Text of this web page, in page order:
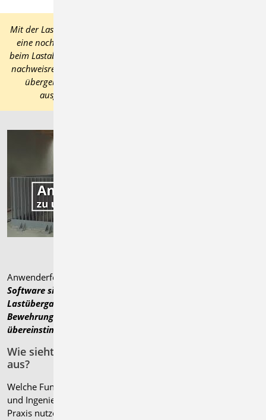
Mit der Lastweiterleitung „Position zum Detailnachweis“ erfolgt
eine noch stärkere Verbindung zwischen zwei Positionen als
beim Lastabtrag. Neben Schnittgrößen werden zusätzlich auch
nachweisrelevante Bauteilabmessungen und Festigkeitsklassen
übergeben. Die Übergabe zum Detailnachweis steht für
ausgewählte Bauteilverbindungen zur Auswahl.
Anwenderfeedback:
Software sind die dokumenten-orientierte Struktur, die
Lastübergaben Möglichkeiten und die 3D Schal- und
Bewehrungsplanung bei der Schnitte und Grundrisse immer
übereinstimmen.
Wie sieht der Arbeitsalltag mit der mb WorkSuite
aus?
Welche Funktionen unterstützen besonders? Ingenieurinnen
und Ingenieure berichten, wie sie unsere Software in der
Praxis nutzen – direkt aus dem Büro, mitten im Projekt.